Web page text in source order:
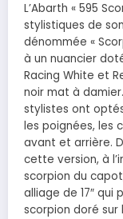
L’Abarth « 595
stylistiques de
dénommée «
à un nuancier
Racing White et
noir mat à
stylistes ont
les poignées, les
avant et arrière.
cette version, à
scorpion du
alliage de 17″
scorpion doré sur